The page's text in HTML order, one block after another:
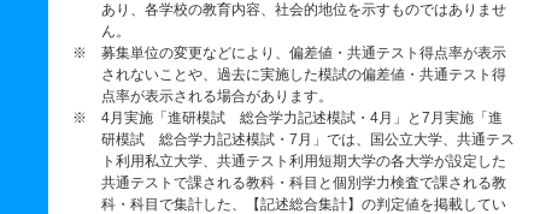
あり、各学校の教育内容、社会的地位を示すものではありませ
ん。
※ 募集単位の変更などにより、偏差値・共通テスト得点率が表示
されないことや、過去に実施した模試の偏差値・共通テスト得
点率が表示される場合があります。
※ 4月実施「進研模試 総合学力記述模試・4月」と7月実施「進
研模試 総合学力記述模試・7月」では、国公立大学、共通テス
ト利用私立大学、共通テスト利用短期大学の各大学が設定した
共通テストで課される教科・科目と個別学力検査で課される教
科・科目で集計した、【記述総合集計】の判定値を掲載してい